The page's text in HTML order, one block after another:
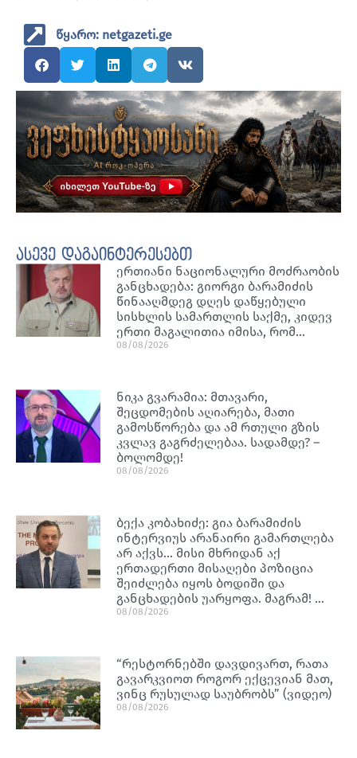
წყარო: netgazeti.ge
ასევე დაგაინტერესებთ
ერთიანი ნაციონალური მოძრაობის
განცხადება: გიორგი ბარამიძის
წინააღმდეგ დღეს დაწყებული
სისხლის სამართლის საქმე, კიდევ
ერთი მაგალითია იმისა, რომ…
08/08/2026
ნიკა გვარამია: მთავარი,
შეცდომების აღიარება, მათი
გამოსწორება და ამ რთული გზის
კვლავ გაგრძელებაა. სადამდე? –
ბოლომდე!
08/08/2026
ბექა კობახიძე: გია ბარამიძის
ინტერვიუს არანაირი გამართლება
არ აქვს… მისი მხრიდან აქ
ერთადერთი მისაღები პოზიცია
შეიძლება იყოს ბოდიში და
განცხადების უარყოფა. მაგრამ! …
08/08/2026
“რესტორნებში დავდივართ, რათა
გავარკვიოთ როგორ ექცევიან მათ,
ვინც რუსულად საუბრობს” (ვიდეო)
08/08/2026